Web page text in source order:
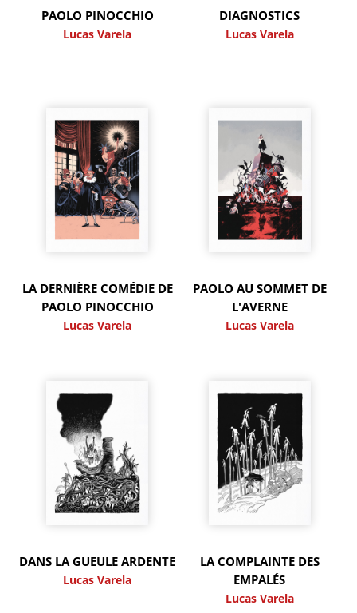
PAOLO PINOCCHIO
Lucas Varela
DIAGNOSTICS
Lucas Varela
LA DERNIÈRE COMÉDIE DE
PAOLO PINOCCHIO
Lucas Varela
PAOLO AU SOMMET DE
L'AVERNE
Lucas Varela
DANS LA GUEULE ARDENTE
Lucas Varela
LA COMPLAINTE DES
EMPALÉS
Lucas Varela